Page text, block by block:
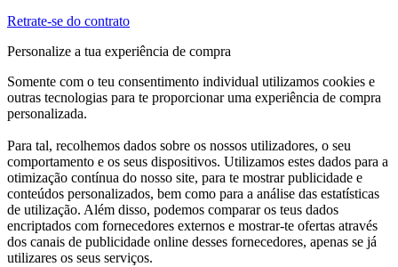
Retrate-se do contrato
Personalize a tua experiência de compra
Somente com o teu consentimento individual utilizamos cookies e
outras tecnologias para te proporcionar uma experiência de compra
personalizada.
Para tal, recolhemos dados sobre os nossos utilizadores, o seu
comportamento e os seus dispositivos. Utilizamos estes dados para a
otimização contínua do nosso site, para te mostrar publicidade e
conteúdos personalizados, bem como para a análise das estatísticas
de utilização. Além disso, podemos comparar os teus dados
encriptados com fornecedores externos e mostrar-te ofertas através
dos canais de publicidade online desses fornecedores, apenas se já
utilizares os seus serviços.